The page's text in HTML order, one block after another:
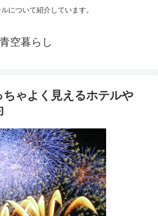
について紹介しています。
青空暮らし
ゃよく見えるホテルや